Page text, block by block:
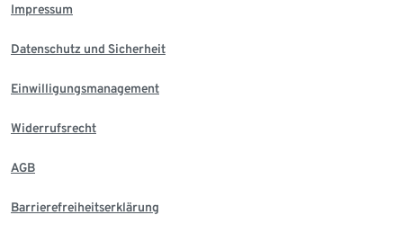
Impressum
Datenschutz und Sicherheit
Einwilligungsmanagement
Widerrufsrecht
AGB
Barrierefreiheitserklärung